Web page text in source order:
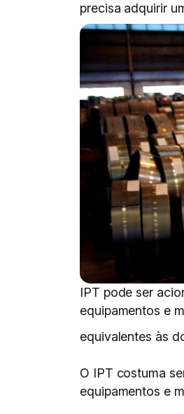
precisa adquirir
IPT pode ser
equipamentos e
equivalentes às
O IPT costuma
equipamentos e